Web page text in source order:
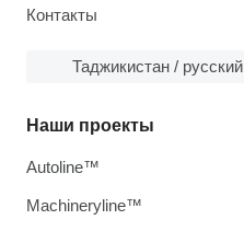
Контакты
Таджикистан / русский
Наши проекты
Autoline™
Machineryline™